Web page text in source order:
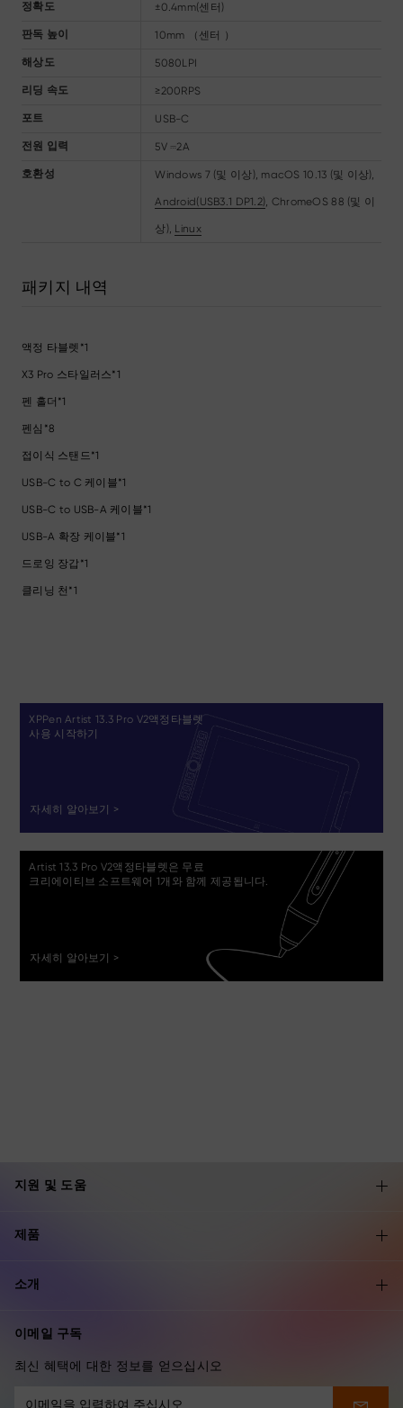
정확도 ±0.4mm(센터)
판독 높이 10mm （센터 ）
해상도 5080LPI
리딩 속도 ≥200RPS
포트 USB-C
전원 입력 5V ⎓2A
호환성 Windows 7 (및 이상), macOS 10.13 (및 이상),
Android(USB3.1 DP1.2), ChromeOS 88 (및 이
상), Linux
패키지 내역
액정 타블렛*1
X3 Pro 스타일러스*1
펜 홀더*1
펜심*8
접이식 스탠드*1
USB-C to C 케이블*1
USB-C to USB-A 케이블*1
USB-A 확장 케이블*1
드로잉 장갑*1
클리닝 천*1
XPPen Artist 13.3 Pro V2액정타블렛
사용 시작하기
자세히 알아보기 >
Artist 13.3 Pro V2액정타블렛은 무료
크리에이티브 소프트웨어 1개와 함께 제공됩니다.
자세히 알아보기 >
지원 및 도움
제품
소개
이메일 구독
최신 혜택에 대한 정보를 얻으십시오